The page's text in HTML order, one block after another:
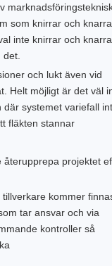
som knirrar och
inte knirrar och
och lukt även vid
Helt möjligt är det väl
systemet variefall
fläkten stannar
återupprepa projektet
kommer
tar ansvar och via
kontroller så